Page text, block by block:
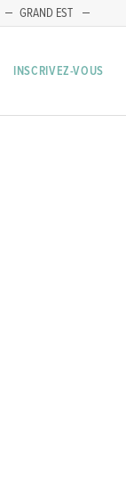
GRAND EST
INSCRIVEZ-VOUS